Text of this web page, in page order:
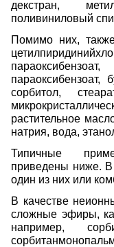
декстран,
поливиниловый
Помимо них,
параоксибензоат,
сорбитол,
растительное
натрия, вода,
Типичные
приведены ниже.
один из них или
В качестве
сложные эфиры,
например,